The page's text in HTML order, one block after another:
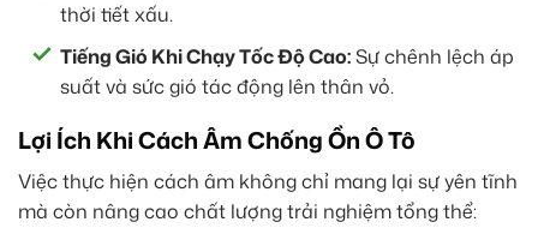
thời tiết xấu.
Tiếng Gió Khi Chạy Tốc Độ Cao:Sự chênh lệch áp
suất và sức gió tác động lên thân vỏ.
Lợi Ích Khi Cách Âm Chống Ồn Ô Tô
Việc thực hiện cách âm không chỉ mang lại sự yên tĩnh
mà còn nâng cao chất lượng trải nghiệm tổng thể: